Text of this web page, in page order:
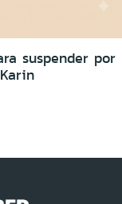
suspender por